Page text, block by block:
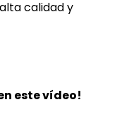
calidad y
este vídeo!